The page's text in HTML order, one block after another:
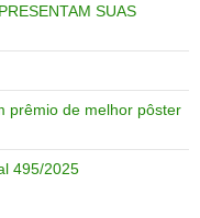
SUAS
prêmio de melhor pôster
495/2025